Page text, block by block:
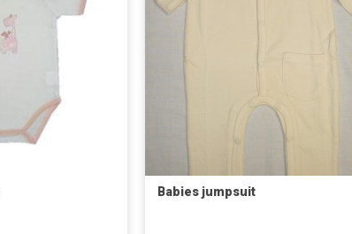
Babies jumpsuit